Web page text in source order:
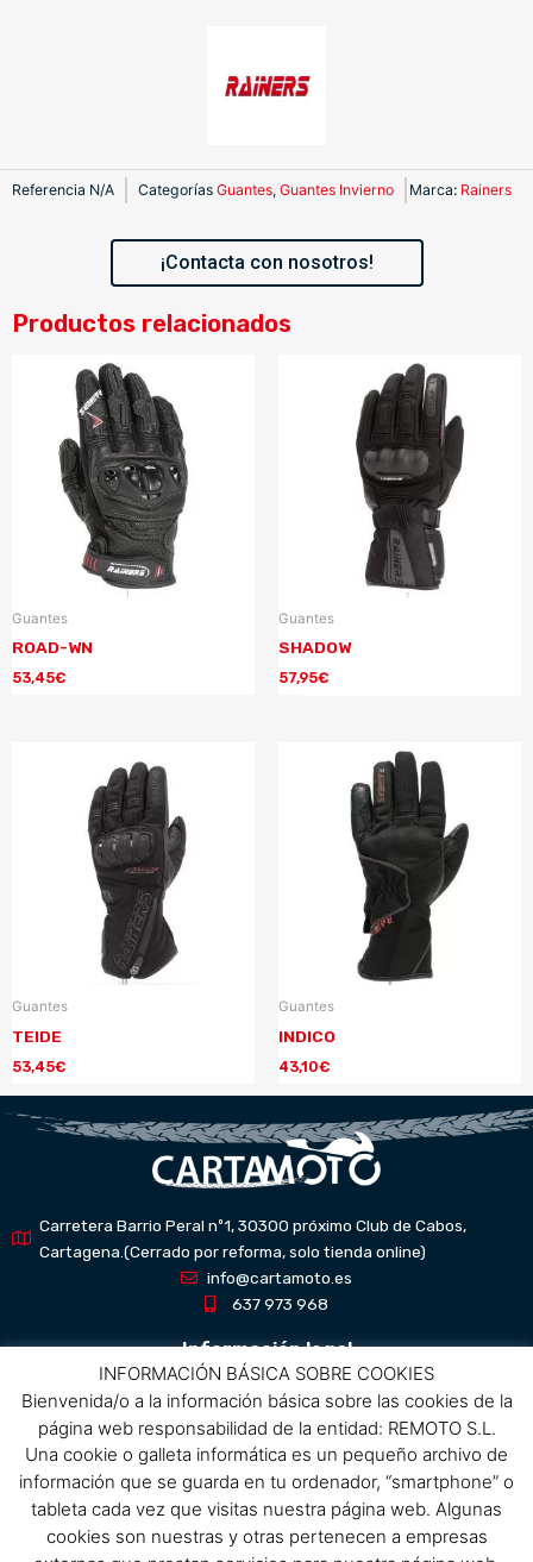
Referencia N/A Categorías Guantes, Guantes Invierno Marca: Rainers
¡Contacta con nosotros!
Productos relacionados
Guantes
ROAD-WN
53,45€
Guantes
SHADOW
57,95€
Guantes
TEIDE
53,45€
Guantes
INDICO
43,10€
Carretera Barrio Peral nº1, 30300 próximo Club de Cabos,
Cartagena.(Cerrado por reforma, solo tienda online)
info@cartamoto.es
637 973 968
Información legal
Aviso Legal
Política de privacidad
Política de protección de datos
Política de cookies
Condiciones de compra
INFORMACIÓN BÁSICA SOBRE COOKIES
Bienvenida/o a la información básica sobre las cookies de la
página web responsabilidad de la entidad: REMOTO S.L.
Una cookie o galleta informática es un pequeño archivo de
información que se guarda en tu ordenador, “smartphone” o
tableta cada vez que visitas nuestra página web. Algunas
cookies son nuestras y otras pertenecen a empresas